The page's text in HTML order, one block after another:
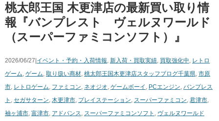
桃太郎王国 木更津店の最新買い取り情
報『バンプレスト ヴェルヌワールド
（スーパーファミコンソフト）』
2026/06/27|イベント・予約・入荷情報 新入荷・買取実績 買取強化中 レトロ
ゲーム ゲーム 取り扱い商材 桃太郎王国木更津店スタッフブログ千葉県 市原
市 レトロゲーム ファミコン ネオジオ ゲームボーイ PCエンジン バンプレス
ト
セガサターン 木更津市 プレイステーション スーパーファミコン 君津市
袖ヶ浦市 富津市 アドバンス スーパーファミコンソフト ヴェルヌワールド